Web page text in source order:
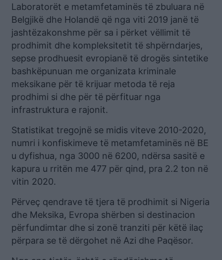
Laboratorët e metamfetaminës të zbuluara në
Belgjikë dhe Holandë që nga viti 2019 janë të
jashtëzakonshme për sa i përket vëllimit të
prodhimit dhe kompleksitetit të shpërndarjes,
sepse prodhuesit evropianë të drogës sintetike
bashkëpunuan me organizata kriminale
meksikane për të krijuar metoda të reja
prodhimi si dhe për të përfituar nga
infrastruktura e rajonit.
Statistikat tregojnë se midis viteve 2010-2020,
numri i konfiskimeve të metamfetaminës në BE
u dyfishua, nga 3000 në 6200, ndërsa sasitë e
kapura u rritën me 477 për qind, pra 2.2 ton në
vitin 2020.
Përveç qendrave të tjera të prodhimit si Nigeria
dhe Meksika, Evropa shërben si destinacion
përfundimtar dhe si zonë tranziti për këtë ilaç
përpara se të dërgohet në Azi dhe Paqësor.